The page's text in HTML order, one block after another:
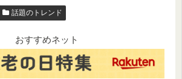
話題のトレンド
おすすめネット